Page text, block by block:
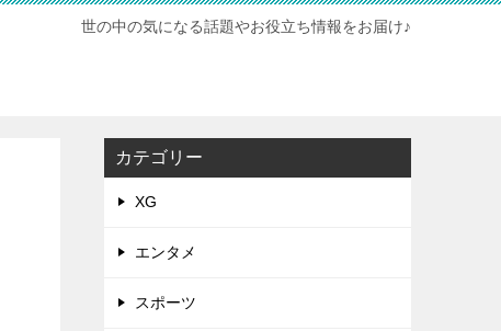
世の中の気になる話題やお役立ち情報をお届け♪
カテゴリー
XG
エンタメ
スポーツ